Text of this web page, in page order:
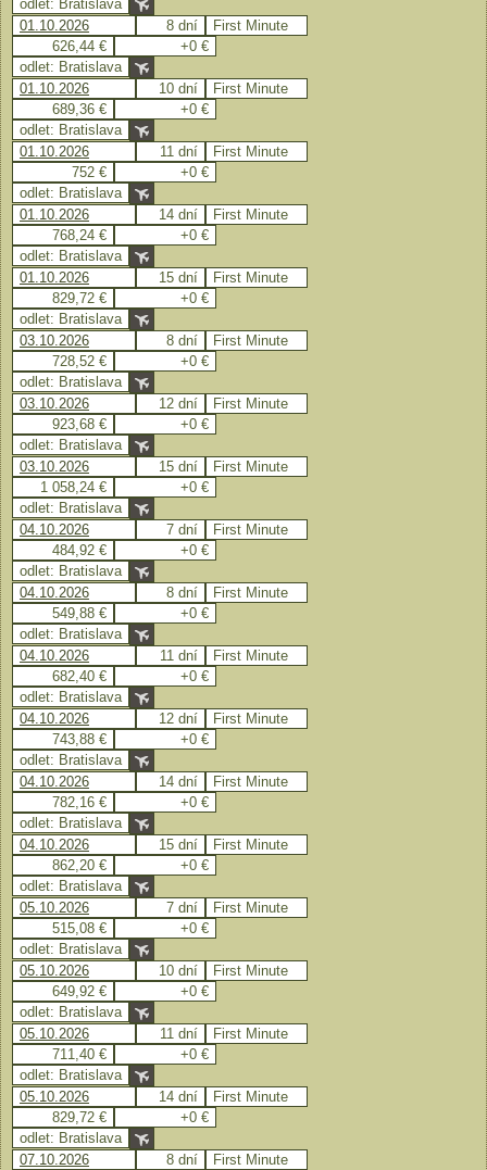
odlet: Bratislava
01.10.2026
8 dní
First Minute
626,44 €
+0 €
odlet: Bratislava
01.10.2026
10 dní
First Minute
689,36 €
+0 €
odlet: Bratislava
01.10.2026
11 dní
First Minute
752 €
+0 €
odlet: Bratislava
01.10.2026
14 dní
First Minute
768,24 €
+0 €
odlet: Bratislava
01.10.2026
15 dní
First Minute
829,72 €
+0 €
odlet: Bratislava
03.10.2026
8 dní
First Minute
728,52 €
+0 €
odlet: Bratislava
03.10.2026
12 dní
First Minute
923,68 €
+0 €
odlet: Bratislava
03.10.2026
15 dní
First Minute
1 058,24 €
+0 €
odlet: Bratislava
04.10.2026
7 dní
First Minute
484,92 €
+0 €
odlet: Bratislava
04.10.2026
8 dní
First Minute
549,88 €
+0 €
odlet: Bratislava
04.10.2026
11 dní
First Minute
682,40 €
+0 €
odlet: Bratislava
04.10.2026
12 dní
First Minute
743,88 €
+0 €
odlet: Bratislava
04.10.2026
14 dní
First Minute
782,16 €
+0 €
odlet: Bratislava
04.10.2026
15 dní
First Minute
862,20 €
+0 €
odlet: Bratislava
05.10.2026
7 dní
First Minute
515,08 €
+0 €
odlet: Bratislava
05.10.2026
10 dní
First Minute
649,92 €
+0 €
odlet: Bratislava
05.10.2026
11 dní
First Minute
711,40 €
+0 €
odlet: Bratislava
05.10.2026
14 dní
First Minute
829,72 €
+0 €
odlet: Bratislava
07.10.2026
8 dní First Minute